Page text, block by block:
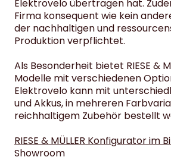
Elektrovelo übertragen hat.
Firma konsequent wie kein
der nachhaltigen und
Produktion verpflichtet.
Als Besonderheit bietet RIESE &
Modelle mit verschiedenen
Elektrovelo kann mit
und Akkus, in mehreren
reichhaltigem Zubehör bestellt
RIESE & MÜLLER Konfigurator im
Showroom